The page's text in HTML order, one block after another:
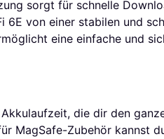
sorgt für schnelle
6E von einer stabilen und
eine einfache und
die dir den
MagSafe-Zubehör kannst